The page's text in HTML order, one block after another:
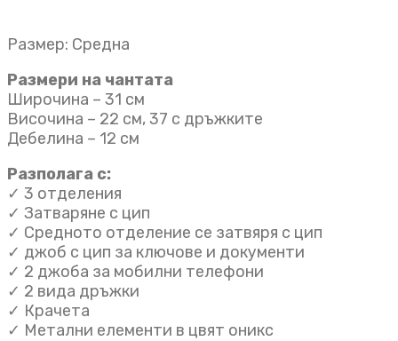
Размер: Средна
Размери на чантата
Широчина – 31 см
Височина – 22 см, 37 с дръжките
Дебелина – 12 см
Разполага с:
✓ 3 отделения
✓ Затваряне с цип
✓ Средното отделение се затвяря с цип
✓ джоб с цип за ключове и документи
✓ 2 джоба за мобилни телефони
✓ 2 вида дръжки
✓ Крачета
✓ Метални елементи в цвят оникс